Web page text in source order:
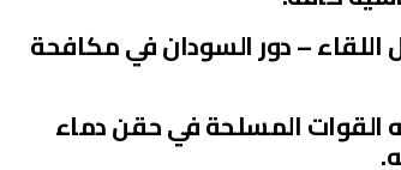
– دور السودان في مكافحة
القوات المسلحة في حقن دماء